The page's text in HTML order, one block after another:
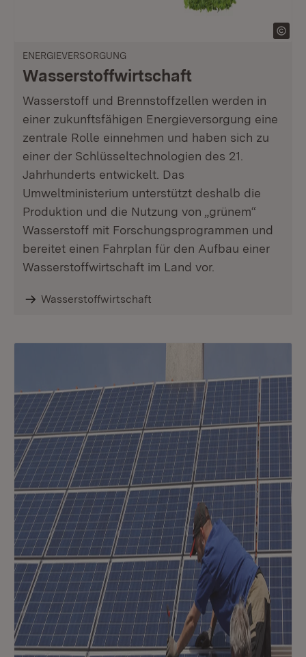
ENERGIEVERSORGUNG
Wasserstoffwirtschaft
Wasserstoff und Brennstoffzellen werden in
einer zukunftsfähigen Energieversorgung eine
zentrale Rolle einnehmen und haben sich zu
einer der Schlüsseltechnologien des 21.
Jahrhunderts entwickelt. Das
Umweltministerium unterstützt deshalb die
Produktion und die Nutzung von „grünem“
Wasserstoff mit Forschungsprogrammen und
bereitet einen Fahrplan für den Aufbau einer
Wasserstoffwirtschaft im Land vor.
Wasserstoffwirtschaft